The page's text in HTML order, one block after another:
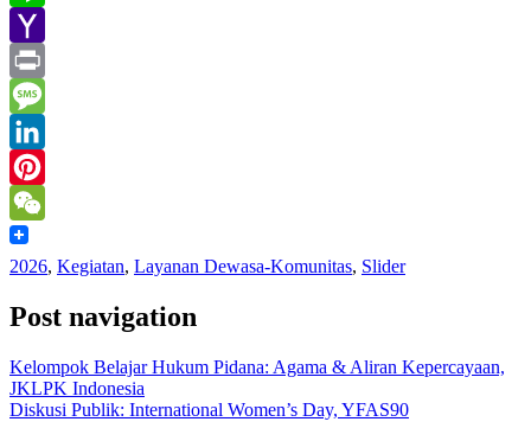
Line
Yahoo
Mail
Print
Message
LinkedIn
Pinterest
WeChat
2026, Kegiatan, Layanan Dewasa-Komunitas, Slider
Post navigation
Kelompok Belajar Hukum Pidana: Agama & Aliran Kepercayaan,
JKLPK Indonesia
Diskusi Publik: International Women’s Day, YFAS90